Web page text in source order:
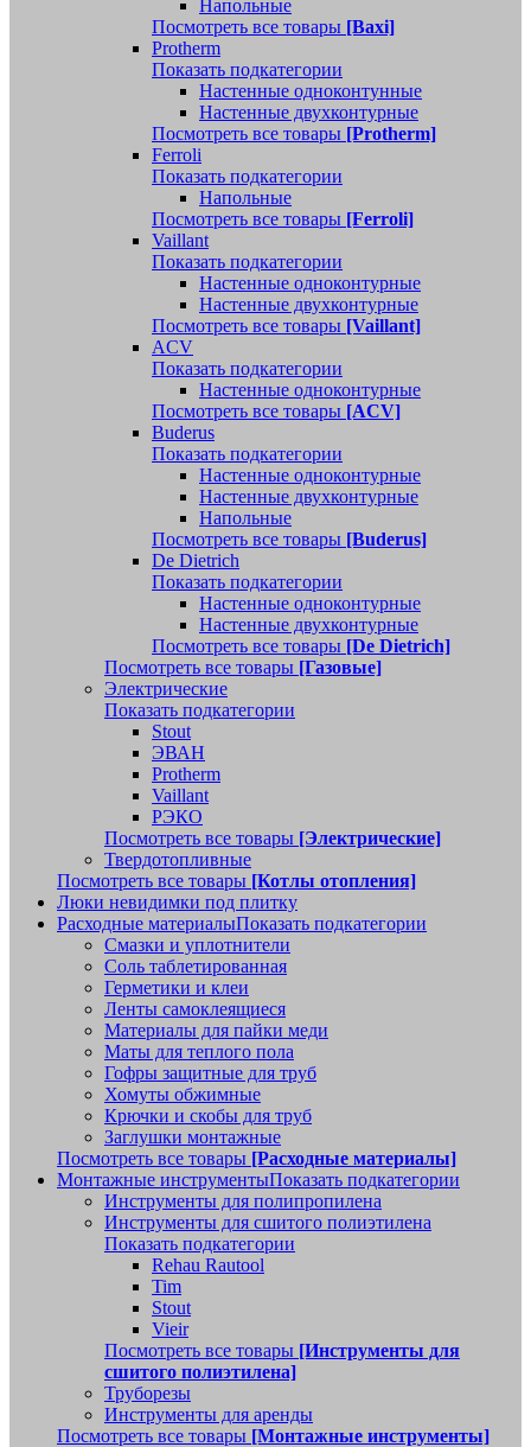
Напольные
Посмотреть все товары [Baxi]
Protherm
Показать подкатегории
Настенные одноконтунные
Настенные двухконтурные
Посмотреть все товары [Protherm]
Ferroli
Показать подкатегории
Напольные
Посмотреть все товары [Ferroli]
Vaillant
Показать подкатегории
Настенные одноконтурные
Настенные двухконтурные
Посмотреть все товары [Vaillant]
ACV
Показать подкатегории
Настенные одноконтурные
Посмотреть все товары [ACV]
Buderus
Показать подкатегории
Настенные одноконтурные
Настенные двухконтурные
Напольные
Посмотреть все товары [Buderus]
De Dietrich
Показать подкатегории
Настенные одноконтурные
Настенные двухконтурные
Посмотреть все товары [De Dietrich]
Посмотреть все товары [Газовые]
Электрические
Показать подкатегории
Stout
ЭВАН
Protherm
Vaillant
РЭКО
Посмотреть все товары [Электрические]
Твердотопливные
Посмотреть все товары [Котлы отопления]
Люки невидимки под плитку
Расходные материалыПоказать подкатегории
Смазки и уплотнители
Соль таблетированная
Герметики и клеи
Ленты самоклеящиеся
Материалы для пайки меди
Маты для теплого пола
Гофры защитные для труб
Хомуты обжимные
Крючки и скобы для труб
Заглушки монтажные
Посмотреть все товары [Расходные материалы]
Монтажные инструментыПоказать подкатегории
Инструменты для полипропилена
Инструменты для сшитого полиэтилена
Показать подкатегории
Rehau Rautool
Tim
Stout
Vieir
Посмотреть все товары [Инструменты для
сшитого полиэтилена]
Труборезы
Инструменты для аренды
Посмотреть все товары [Монтажные инструменты]